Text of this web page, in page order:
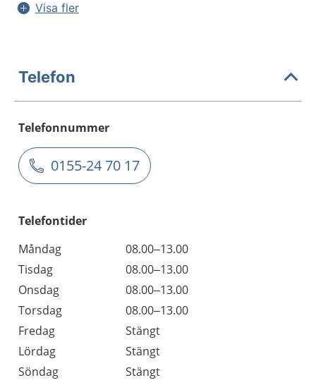
Visa fler
Telefon
Telefonnummer
0155-24 70 17
Telefontider
Måndag
08.00–13.00
Tisdag
08.00–13.00
Onsdag
08.00–13.00
Torsdag
08.00–13.00
Fredag
Stängt
Lördag
Stängt
Söndag
Stängt